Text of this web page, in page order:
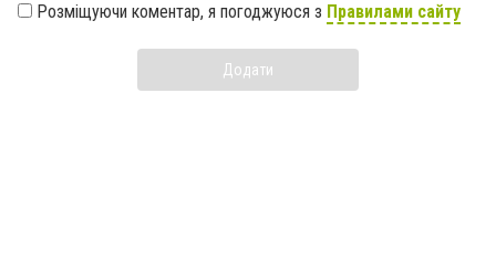
Розміщуючи коментар, я погоджуюся з Правилами сайту
Додати